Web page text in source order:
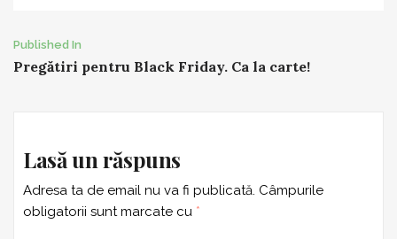
Post
navigation
Published In
Pregătiri pentru Black Friday. Ca la carte!
Lasă un răspuns
Adresa ta de email nu va fi publicată. Câmpurile
obligatorii sunt marcate cu *